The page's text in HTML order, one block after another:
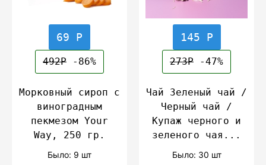
69 Р
492Р -86%
Морковный сироп с
виноградным
пекмезом Your
Way, 250 гр.
Было: 9 шт
145 Р
273Р -47%
Чай Зеленый чай /
Черный чай /
Купаж черного и
зеленого чая...
Было: 30 шт